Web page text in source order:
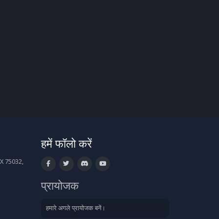
75032,
हमें फॉलो करें
प्रायोजक
हमारे अगले प्रायोजक बनें।